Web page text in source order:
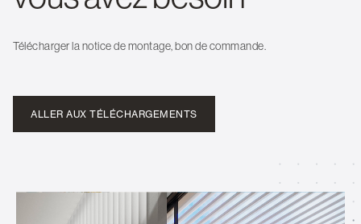
Télécharger la notice de montage, bon de commande.
ALLER AUX TÉLÉCHARGEMENTS